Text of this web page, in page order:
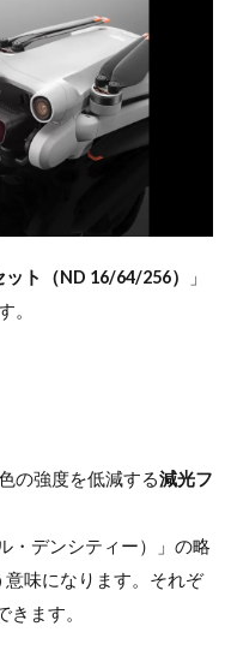
ト（ND 16/64/256）
」
。
の強度を低減する減光フ
・デンシティー）」の略
味になります。それぞ
ます。